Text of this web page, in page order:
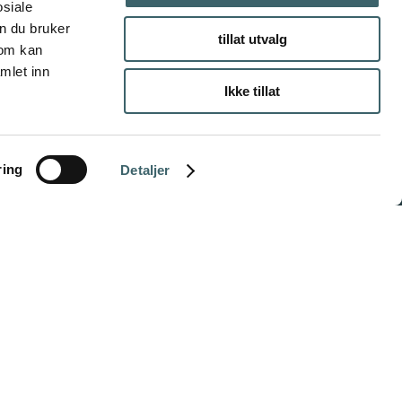
du bruker
kan
inn
Detaljer
tillat utvalg
Ikke tillat